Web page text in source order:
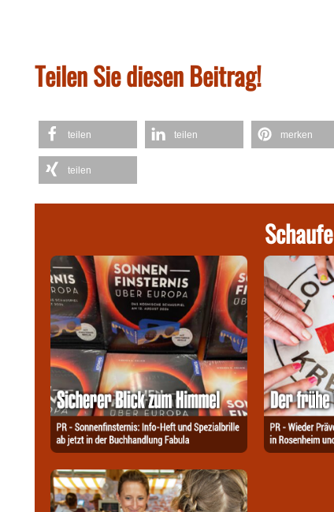
Teilen Sie diesen Beitrag!
teilen teilen merken
teilen